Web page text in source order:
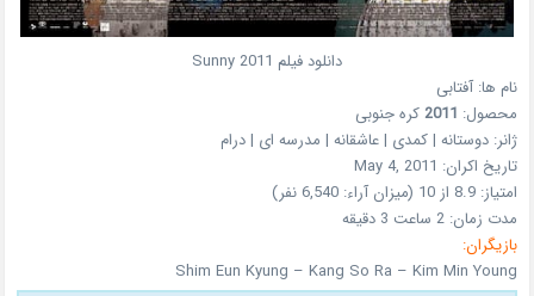
دانلود فیلم Sunny 2011
نام ها: آفتابی
محصول: 2011 کره جنوبی
ژانر:دوستانه | کمدی | عاشقانه | مدرسه ای | درام
تاریخ اکران: May 4, 2011
امتیاز:8.9 از 10 (میزان آراء: 6,540 نفر)
مدت زمان:2 ساعت 3 دقیقه
بازیگران:
Shim Eun Kyung – Kang So Ra – Kim Min Young